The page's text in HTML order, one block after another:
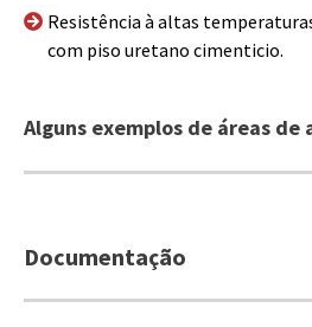
Resistência à altas
com piso uretano cimenticio.
Alguns exemplos de áreas de
Documentação